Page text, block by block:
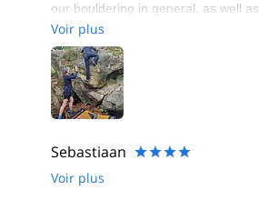
our bouldering in general, as well
explanation on how to navigate the
maze and confidence to boulder
independently in future. Ivan
about protecting the rocks and the
environment, his enthusiasm and
time sets such a good example.
session and make sure we set off
Voir plus
Sebastiaan
Voir plus